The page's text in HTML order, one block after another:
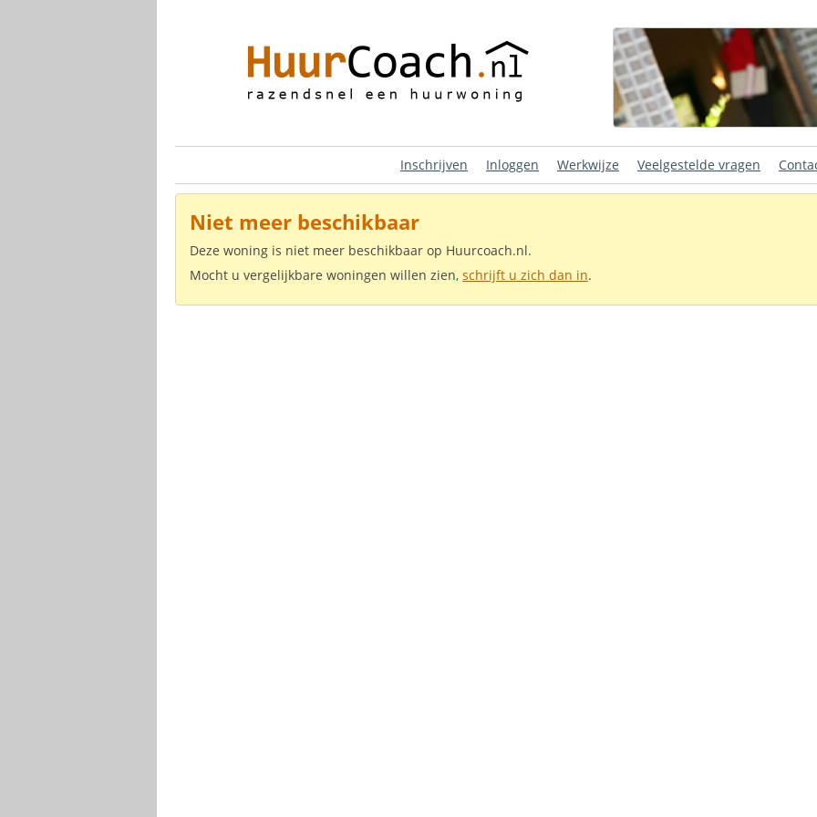
Inschrijven Inloggen Werkwijze Veelgestelde vragen
Niet meer beschikbaar
Deze woning is niet meer beschikbaar op Huurcoach.nl.
Mocht u vergelijkbare woningen willen zien, schrijft u zich dan in.